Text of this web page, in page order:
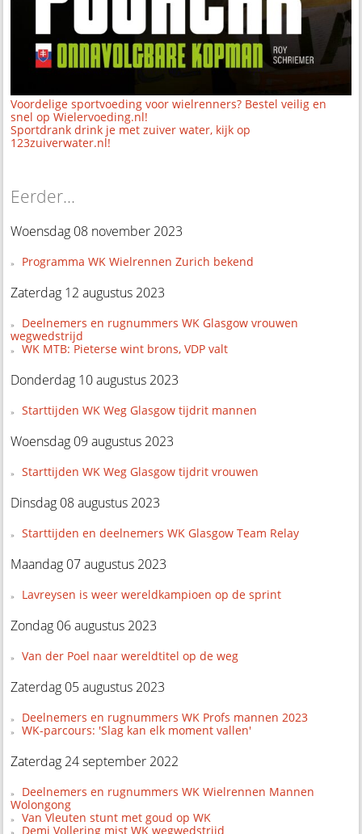
Voordelige sportvoeding voor wielrenners? Bestel veilig en
snel op Wielervoeding.nl!
Sportdrank drink je met zuiver water, kijk op
123zuiverwater.nl!
Eerder...
Woensdag 08 november 2023
Programma WK Wielrennen Zurich bekend
Zaterdag 12 augustus 2023
Deelnemers en rugnummers WK Glasgow vrouwen
wegwedstrijd
WK MTB: Pieterse wint brons, VDP valt
Donderdag 10 augustus 2023
Starttijden WK Weg Glasgow tijdrit mannen
Woensdag 09 augustus 2023
Starttijden WK Weg Glasgow tijdrit vrouwen
Dinsdag 08 augustus 2023
Starttijden en deelnemers WK Glasgow Team Relay
Maandag 07 augustus 2023
Lavreysen is weer wereldkampioen op de sprint
Zondag 06 augustus 2023
Van der Poel naar wereldtitel op de weg
Zaterdag 05 augustus 2023
Deelnemers en rugnummers WK Profs mannen 2023
WK-parcours: 'Slag kan elk moment vallen'
Zaterdag 24 september 2022
Deelnemers en rugnummers WK Wielrennen Mannen
Wolongong
Van Vleuten stunt met goud op WK
Demi Vollering mist WK wegwedstrijd